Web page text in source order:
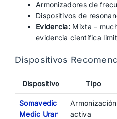
Armonizadores de
Dispositivos de
Evidencia: Mixta –
evidencia científica
Dispositivos
Dispositivo Tipo
Somavedic
Medic Uran
Armonización
activa